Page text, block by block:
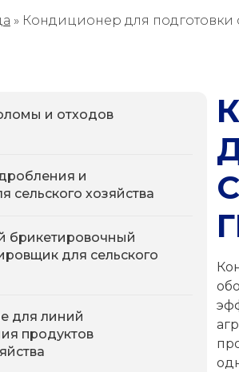
» Кондиционер для
и отходов
и
сельского хозяйства
брикетировочный
для сельского
для линий
продуктов